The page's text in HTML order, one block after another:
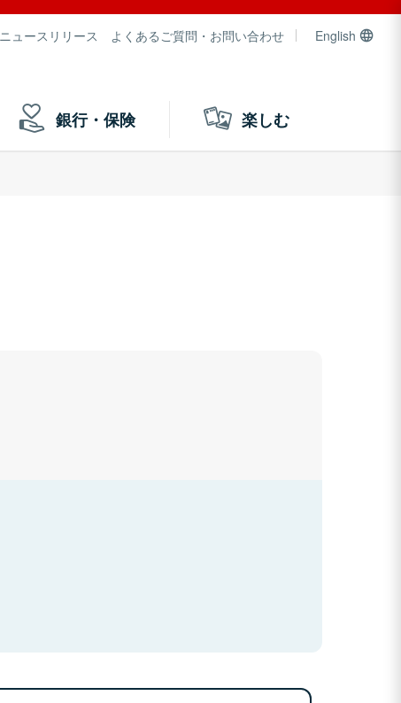
ニュースリリース よくあるご質問・お問い合わせ English
銀行・保険 楽しむ